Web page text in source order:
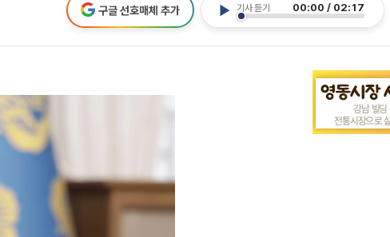
기사 듣기 00:00 / 02:17
구글 선호매체 추가